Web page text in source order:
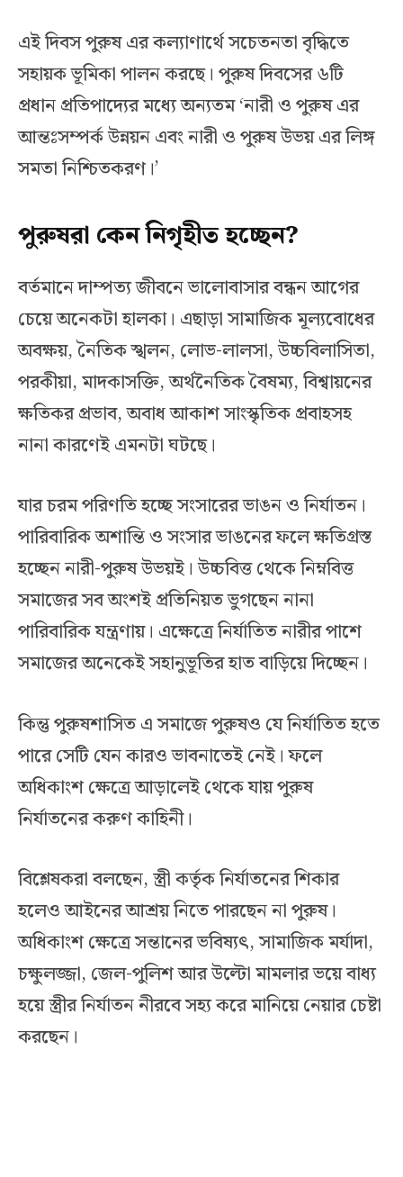
এই দিবস পুরুষ এর কল্যাণার্থে সচেতনতা বৃদ্ধিতে
সহায়ক ভূমিকা পালন করছে। পুরুষ দিবসের ৬টি
প্রধান প্রতিপাদ্যের মধ্যে অন্যতম ‘নারী ও পুরুষ এর
আন্তঃসম্পর্ক উন্নয়ন এবং নারী ও পুরুষ উভয় এর লিঙ্গ
সমতা নিশ্চিতকরণ।’
পুরুষরা কেন নিগৃহীত হচ্ছেন?
বর্তমানে দাম্পত্য জীবনে ভালোবাসার বন্ধন আগের
চেয়ে অনেকটা হালকা। এছাড়া সামাজিক মূল্যবোধের
অবক্ষয়, নৈতিক স্খলন, লোভ-লালসা, উচ্চবিলাসিতা,
পরকীয়া, মাদকাসক্তি, অর্থনৈতিক বৈষম্য, বিশ্বায়নের
ক্ষতিকর প্রভাব, অবাধ আকাশ সাংস্কৃতিক প্রবাহসহ
নানা কারণেই এমনটা ঘটছে।
যার চরম পরিণতি হচ্ছে সংসারের ভাঙন ও নির্যাতন।
পারিবারিক অশান্তি ও সংসার ভাঙনের ফলে ক্ষতিগ্রস্ত
হচ্ছেন নারী-পুরুষ উভয়ই। উচ্চবিত্ত থেকে নিম্নবিত্ত
সমাজের সব অংশই প্রতিনিয়ত ভুগছেন নানা
পারিবারিক যন্ত্রণায়। এক্ষেত্রে নির্যাতিত নারীর পাশে
সমাজের অনেকেই সহানুভূতির হাত বাড়িয়ে দিচ্ছেন।
কিন্তু পুরুষশাসিত এ সমাজে পুরুষও যে নির্যাতিত হতে
পারে সেটি যেন কারও ভাবনাতেই নেই। ফলে
অধিকাংশ ক্ষেত্রে আড়ালেই থেকে যায় পুরুষ
নির্যাতনের করুণ কাহিনী।
বিশ্লেষকরা বলছেন, স্ত্রী কর্তৃক নির্যাতনের শিকার
হলেও আইনের আশ্রয় নিতে পারছেন না পুরুষ।
অধিকাংশ ক্ষেত্রে সন্তানের ভবিষ্যৎ, সামাজিক মর্যাদা,
চক্ষুলজ্জা, জেল-পুলিশ আর উল্টো মামলার ভয়ে বাধ্য
হয়ে স্ত্রীর নির্যাতন নীরবে সহ্য করে মানিয়ে নেয়ার চেষ্টা
করছেন।